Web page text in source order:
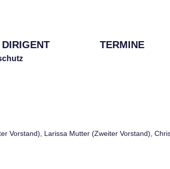
DIRIGENT TERMINE
Vorstand), Larissa Mutter (Zweiter Vorstand),